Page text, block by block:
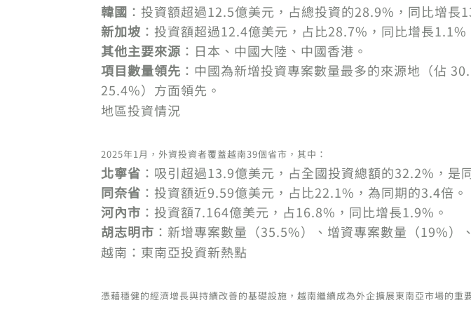
韓國 ：投資額超過12.5億美元，占總投資的28.9%，同比增長
新加坡 ：投資額超過12.4億美元，占比28.7%，同比增長1.1%
其他主要來源 ：日本、中國大陸、中國香港。
項目數量領先 ：中國為新增投資專案數量最多的來源地（佔
25.4%）方面領先。
地區投資情況
2025年1月，外資投資者覆蓋越南39個省市，其中：
北寧省 ：吸引超過13.9億美元，占全國投資總額的32.2%，是
同奈省 ：投資額近9.59億美元，占比22.1%，為同期的3.4倍。
河內市 ：投資額7.164億美元，占16.8%，同比增長1.9%。
胡志明市 ：新增專案數量（35.5%）、增資專案數量（19%
越南：東南亞投資新熱點
憑藉穩健的經濟增長與持續改善的基礎設施，越南繼續成為外企擴展東南亞市場的重